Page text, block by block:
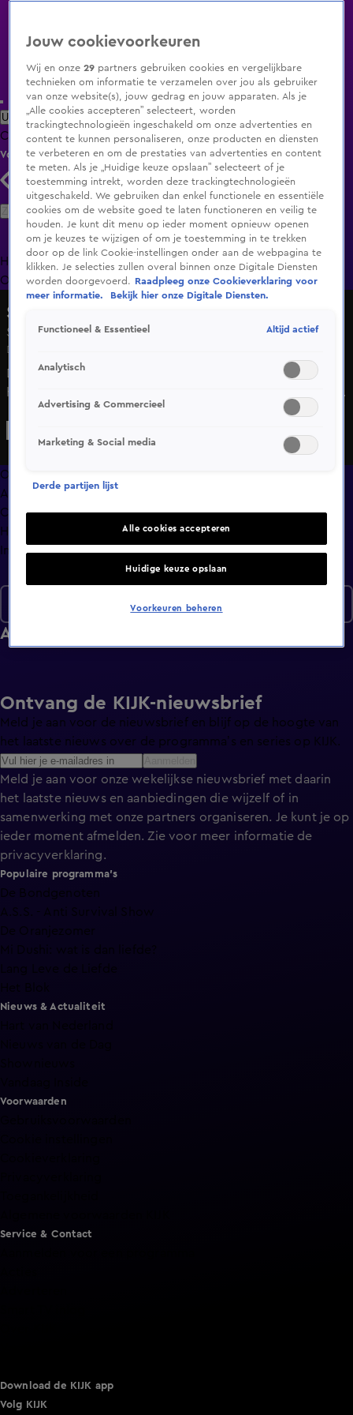
Uitzending Gemist Populaire programma's Zenders Genres
ClipsFilmsRadioSmart TV inlogShop
Volg KIJK
Zoeken
HomeUitzending Gemist Programma's De Bondgenoten
OranjezomerLivestreamsShop
Survive Your Family
Seizoen Hoe is het nu met?, aflevering 1
Do 4 juni, 21:30
De leden van Broederliefde delen geen bloedband, maar
hun hechte connectie laat zien hoe vrienden ook familie
voor je kunnen zijn. Ze blikken samen met presentator Art
avontuur.
Overzicht
Afleveringen
Clips
Hoe is het nu met?
Info
Afleveringen
Ontvang de KIJK-nieuwsbrief
Meld je aan voor de nieuwsbrief en blijf op de hoogte van
het laatste nieuws over de programma’s en series op KIJK.
Meld je aan voor onze wekelijkse nieuwsbrief met daarin
het laatste nieuws en aanbiedingen die wijzelf of in
samenwerking met onze partners organiseren. Je kunt je op
ieder moment afmelden. Zie voor meer informatie de
privacyverklaring.
Populaire programma's
De Bondgenoten
A.S.S. - Anti Survival Show
De Oranjezomer
Mi Dushi: wat is dan liefde?
Nieuws & Actualiteit
Voorwaarden
Service & Contact
Download de KIJK app
Volg KIJK
Jouw cookievoorkeuren
Wij en onze29 partners gebruiken cookies en vergelijkbare
technieken om informatie te verzamelen over jou als gebruiker
van onze website(s), jouw gedrag en jouw apparaten. Als je
„Alle cookies accepteren” selecteert, worden
trackingtechnologieën ingeschakeld om onze advertenties en
content te kunnen personaliseren, onze producten en diensten
te verbeteren en om de prestaties van advertenties en content
te meten. Als je „Huidige keuze opslaan” selecteert of je
toestemming intrekt, worden deze trackingtechnologieën
uitgeschakeld. We gebruiken dan enkel functionele en essentiële
cookies om de website goed te laten functioneren en veilig te
houden. Je kunt dit menu op ieder moment opnieuw openen
om je keuzes te wijzigen of om je toestemming in te trekken
door op de link Cookie-instellingen onder aan de webpagina te
klikken. Je selecties zullen overal binnen onze Digitale Diensten
worden doorgevoerd.
Raadpleeg onze Cookieverklaring voor
meer informatie.
Bekijk hier onze Digitale Diensten.
Functioneel & Essentieel Altijd actief
Analytisch
Advertising & Commercieel
Marketing & Social media
Derde partijen lijst
Alle cookies accepteren
Huidige keuze opslaan
Voorkeuren beheren